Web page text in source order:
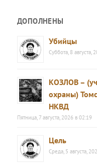
ДОПОЛНЕНЫ
Убийцы
Суббота, 8 августа,
КОЗЛОВ –
охраны)
НКВД
Пятница, 7 августа, 2026 в 02:19
Цель
Среда, 5 августа,